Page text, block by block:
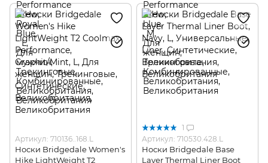
Артикул: 710136..168.L
Носки Bridgedale Women's
Hike LightWeight T2
1
Артикул: 710530.428.L
Носки Bridgedale Base
Layer Thermal Liner Boot